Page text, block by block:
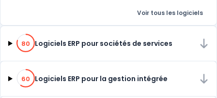
Voir tous les logiciels
80% de compatibilité
80 Logiciels ERP pour sociétés de services
60% de compatibilité
60 Logiciels ERP pour la gestion intégrée